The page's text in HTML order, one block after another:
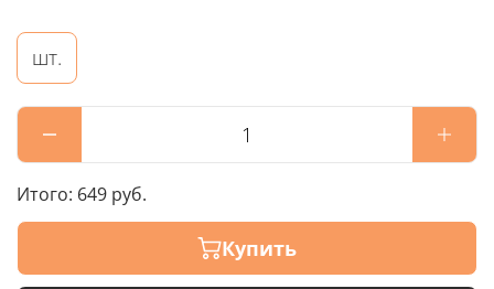
шт.
Итого: 649 руб.
Купить